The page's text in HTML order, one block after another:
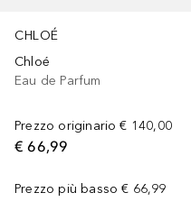
CHLOÉ
Chloé
Eau de Parfum
Prezzo originario € 140,00
€ 66,99
Prezzo più basso € 66,99